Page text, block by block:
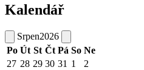
Kalendář
Srpen2026
Po Út St Čt Pá So Ne
27 28 29 30 31 1
2